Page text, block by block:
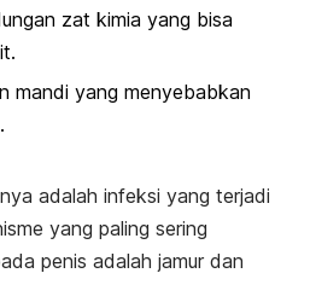
zat kimia yang bisa
mandi yang menyebabkan
adalah infeksi yang terjadi
yang paling sering
penis adalah jamur dan